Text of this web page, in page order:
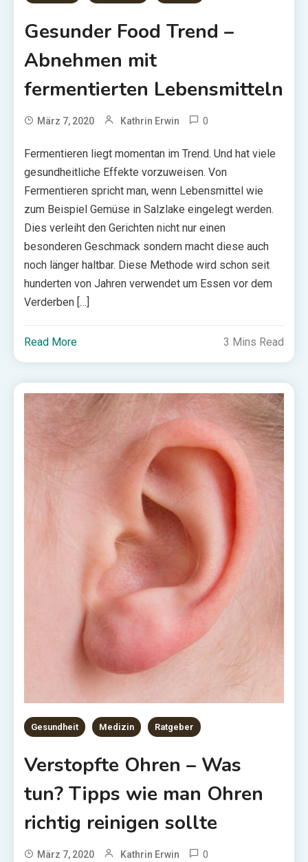
Gesunder Food Trend –
Abnehmen mit
fermentierten Lebensmitteln
März 7, 2020 Kathrin Erwin 0
Fermentieren liegt momentan im Trend. Und hat viele
gesundheitliche Effekte vorzuweisen. Von
Fermentieren spricht man, wenn Lebensmittel wie
zum Beispiel Gemüse in Salzlake eingelegt werden.
Dies verleiht den Gerichten nicht nur einen
besonderen Geschmack sondern macht diese auch
noch länger haltbar. Diese Methode wird schon seit
hunderten von Jahren verwendet um Essen vor dem
Verderben […]
Read More 3 Mins Read
Gesundheit Medizin Ratgeber
Verstopfte Ohren – Was
tun? Tipps wie man Ohren
richtig reinigen sollte
März 7, 2020 Kathrin Erwin 0